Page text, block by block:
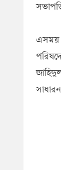
এসময়